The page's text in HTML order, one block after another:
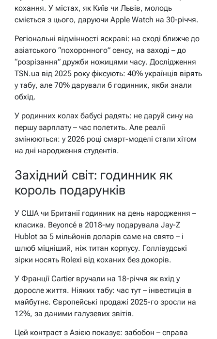
кохання. У містах, як Київ чи Львів, молодь
сміється з цього, даруючи Apple Watch на 30-річчя.
Регіональні відмінності яскраві: на сході ближче до
азіатського “похоронного” сенсу, на заході – до
“розрізання” дружби ножицями часу. Дослідження
TSN.ua від 2025 року фіксують: 40% українців вірять
у табу, але 70% дарували б годинник, якби знали
обхід.
У родинних колах бабусі радять: не даруй сину на
першу зарплату – час полетить. Але реалії
змінюються: у 2026 році смарт-моделі стали хітом
на дні народження студентів.
Західний світ: годинник як
король подарунків
У США чи Британії годинник на день народження –
класика. Beyoncé в 2018-му подарувала Jay-Z
Hublot за 5 мільйонів доларів саме на свято – і
шлюб міцніший, ніж титан корпусу. Голлівудські
зірки носять Rolexi від коханих без докорів.
У Франції Cartier вручали на 18-річчя як вхід у
доросле життя. Ніяких табу: час тут – інвестиція в
майбутнє. Європейські продажі 2025-го зросли на
12%, за даними галузевих звітів.
Цей контраст з Азією показує: забобон – справа